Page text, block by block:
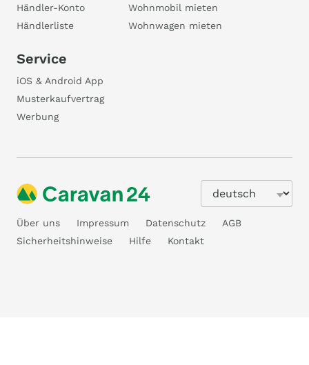
Händler-Konto
Händlerliste
Wohnmobil mieten
Wohnwagen mieten
Service
iOS & Android App
Musterkaufvertrag
Werbung
Über uns Impressum Datenschutz
AGB
Sicherheitshinweise
Hilfe Kontakt